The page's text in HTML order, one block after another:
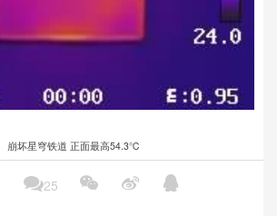
崩坏星穹铁道 正面最高54.3℃
25   